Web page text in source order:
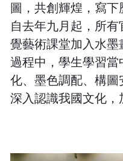
圖，共創輝煌，寫下
自去年九月起，所
覺藝術課堂加入水
過程中，學生學習
化、墨色調配、構
深入認識我國文化，